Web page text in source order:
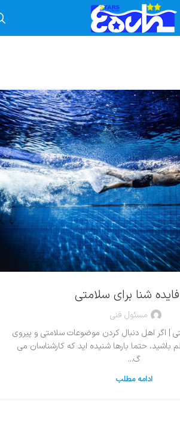
مسئول فنی
| اگر اهل دنبال کردن موضوعات سلامتی و پیروی
باشید، حتما بارها شنیده اید که کارشناسان می
گ...
ادامه مطلب